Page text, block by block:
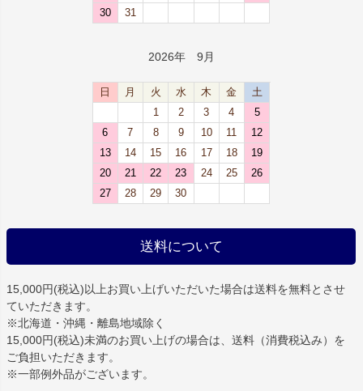
30
31
2026年 9月
日 月 火 水 木 金
土
1
2 3 4
5
6
7 8 9 10 11
12
13
14 15 16 17 18
19
20
21 22 23 24 25
26
27
28 29 30
送料について
15,000円(税込)以上お買い上げいただいた場合は送料を無料とさせ
ていただきます。
※北海道・沖縄・離島地域除く
15,000円(税込)未満のお買い上げの場合は、送料（消費税込み）を
ご負担いただきます。
※一部例外品がございます。